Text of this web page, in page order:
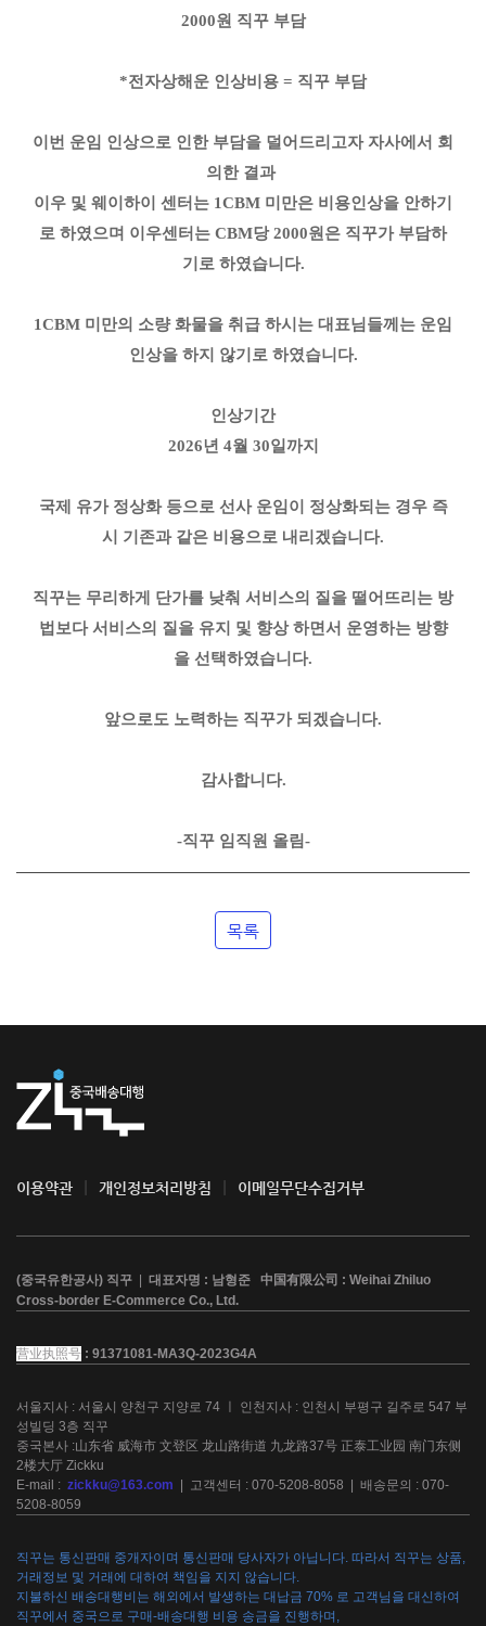
2000원 직꾸 부담
*전자상해운 인상비용 = 직꾸 부담
이번 운임 인상으로 인한 부담을 덜어드리고자 자사에서 회
의한 결과
이우 및 웨이하이 센터는 1CBM 미만은 비용인상을 안하기
로 하였으며 이우센터는 CBM당 2000원은 직꾸가 부담하
기로 하였습니다.
1CBM 미만의 소량 화물을 취급 하시는 대표님들께는 운임
인상을 하지 않기로 하였습니다.
인상기간
2026년 4월 30일까지
국제 유가 정상화 등으로 선사 운임이 정상화되는 경우 즉
시 기존과 같은 비용으로 내리겠습니다.
직꾸는 무리하게 단가를 낮춰 서비스의 질을 떨어뜨리는 방
법보다 서비스의 질을 유지 및 향상 하면서 운영하는 방향
을 선택하였습니다.
앞으로도 노력하는 직꾸가 되겠습니다.
감사합니다.
-직꾸 임직원 올림-
목록
이용약관 개인정보처리방침 이메일무단수집거부
(중국유한공사) 직꾸 대표자명 : 남형준 中国有限公司 : Weihai Zhiluo
Cross-border E-Commerce Co., Ltd.
营业执照号 : 91371081-MA3Q-2023G4A
서울지사 : 서울시 양천구 지양로 74 ㅣ 인천지사 : 인천시 부평구 길주로 547 부
성빌딩 3층 직꾸
중국본사 :山东省 威海市 文登区 龙山路街道 九龙路37号 正泰工业园 南门东侧
2楼大厅 Zickku
E-mail : zickku@163.com
| 고객센터 : 070-5208-8058 | 배송문의 : 070-
5208-8059
직꾸는 통신판매 중개자이며 통신판매 당사자가 아닙니다. 따라서 직꾸는 상품,
거래정보 및 거래에 대하여 책임을 지지 않습니다.
지불하신 배송대행비는 해외에서 발생하는 대납금 70% 로 고객님을 대신하여
직꾸에서 중국으로 구매-배송대행 비용 송금을 진행하며,